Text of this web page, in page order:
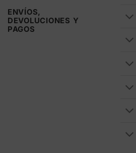
ENVÍOS,
DEVOLUCIONES Y
PAGOS